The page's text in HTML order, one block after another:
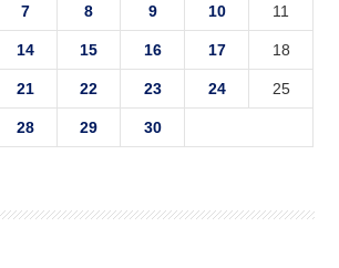
7 8 9 10 11
14 15 16 17 18
21 22 23 24 25
28 29
30